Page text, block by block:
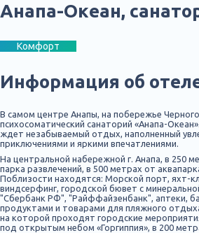
Анапа-Океан,
Комфорт
Информация об
В самом центре Анапы, на побережье
психосоматический санаторий «Анапа-
ждет незабываемый отдых, наполненный
приключениями и яркими впечатлениями.
На центральной набережной г. Анапа, в 250
парка развлечений, в 500 метрах от
Поблизости находятся: Морской порт, яхт-
виндсерфинг, городской бювет с
"Сбербанк РФ", "Райффайзенбанк", аптеки,
продуктами и товарами для пляжного
на которой проходят городские
под открытым небом «Горгиппия», в 200